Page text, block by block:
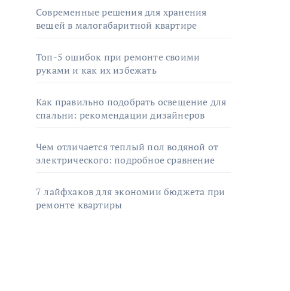
Современные решения для хранения
вещей в малогабаритной квартире
Топ-5 ошибок при ремонте своими
руками и как их избежать
Как правильно подобрать освещение для
спальни: рекомендации дизайнеров
Чем отличается теплый пол водяной от
электрического: подробное сравнение
7 лайфхаков для экономии бюджета при
ремонте квартиры